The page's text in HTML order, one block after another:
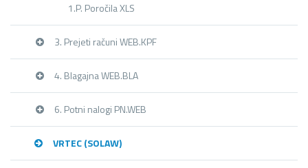
1.P. Poročila XLS
3. Prejeti računi WEB.KPF
4. Blagajna WEB.BLA
6. Potni nalogi PN.WEB
VRTEC (SOLAW)